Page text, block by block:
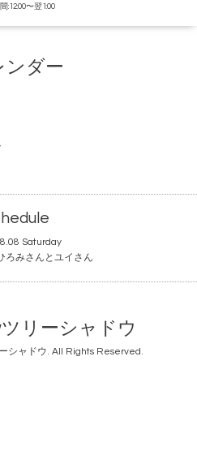
:12:00〜翌1:00
ンダー
Saturday
ろみさんとユイさん
リーシャドウ
シャドウ. All Rights Reserved.